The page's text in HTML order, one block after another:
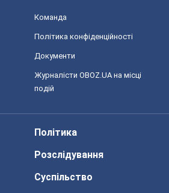
Команда
Політика конфіденційності
Документи
Журналісти OBOZ.UA на місці
подій
Політика
Розслідування
Суспільство